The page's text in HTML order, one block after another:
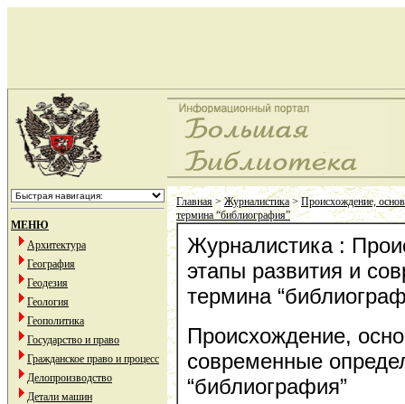
МЕНЮ
Архитектура
География
Геодезия
Геология
Геополитика
Государство и право
Гражданское право и процесс
Делопроизводство
Детали машин
Главная>Журналистика>Происхождение,
термина “библиография”
Журналистика :
этапы развития и
термина
Происхождение,
современные
“библиография”